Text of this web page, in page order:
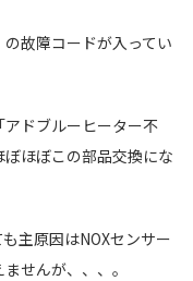
故障コードが入ってい
ドブルーヒーター不
ほぼこの部品交換にな
主原因はNOXセンサー
せんが、、、。